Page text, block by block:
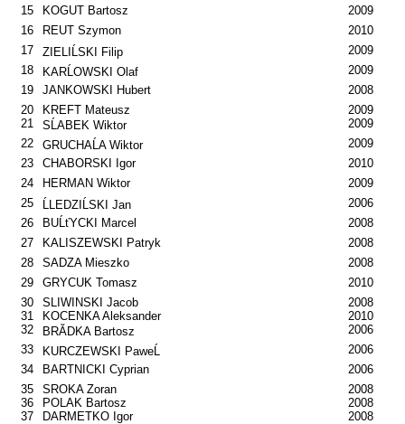
15
KOGUT Bartosz
2009
16
REUT Szymon
2010
17
ZIELIĹSKI Filip
2009
18
KARĹOWSKI Olaf
2009
19
JANKOWSKI Hubert
2008
20
KREFT Mateusz
2009
21
SĹABEK Wiktor
2009
22
GRUCHAĹA Wiktor
2009
23
CHABORSKI Igor
2010
24
HERMAN Wiktor
2009
25
ĹLEDZIĹSKI Jan
2006
26
BUĹťYCKI Marcel
2008
27
KALISZEWSKI Patryk
2008
28
SADZA Mieszko
2008
29
GRYCUK Tomasz
2010
30
SLIWINSKI Jacob
2008
31
KOCENKA Aleksander
2010
32
BRĂDKA Bartosz
2006
33
KURCZEWSKI PaweĹ
2006
34
BARTNICKI Cyprian
2006
35
SROKA Zoran
2008
36
POLAK Bartosz
2008
37
DARMETKO Igor
2008